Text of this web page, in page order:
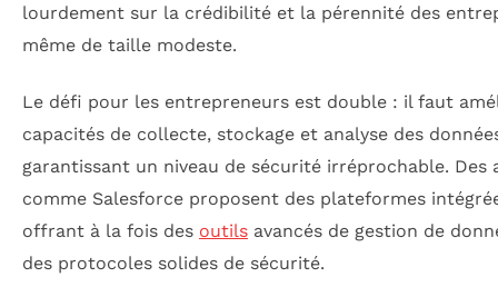
lourdement sur la crédibilité et la pérennité des
même de taille modeste.
Le défi pour les entrepreneurs est double : il faut
capacités de collecte, stockage et analyse des
garantissant un niveau de sécurité irréprochable. Des
comme Salesforce proposent des plateformes
offrant à la fois des outils avancés de gestion de
des protocoles solides de sécurité.